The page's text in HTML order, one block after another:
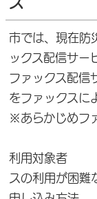
市では、現在防
ックス配信サー
ファックス配信
をファックスに
※あらかじめフ
利用対象者 メ
スの利用が困難